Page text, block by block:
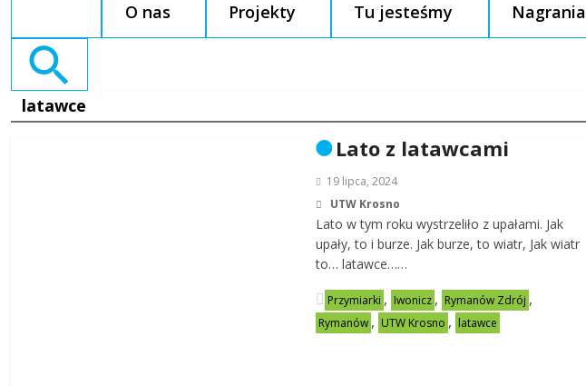
O nas Projekty Tu jesteśmy Nagrania
Search
latawce
Lato z latawcami
19 lipca, 2024
UTW Krosno
Lato w tym roku wystrzeliło z upałami. Jak
upały, to i burze. Jak burze, to wiatr, Jak wiatr
to… latawce……
Przymiarki , Iwonicz , Rymanów Zdrój ,
Rymanów , UTW Krosno , latawce